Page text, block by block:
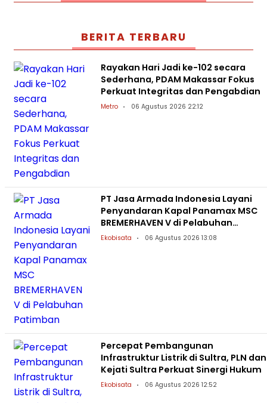
BERITA TERBARU
Rayakan Hari Jadi ke-102 secara
Sederhana, PDAM Makassar Fokus
Perkuat Integritas dan Pengabdian
Metro 06 Agustus 2026 22:12
PT Jasa Armada Indonesia Layani
Penyandaran Kapal Panamax MSC
BREMERHAVEN V di Pelabuhan
Patimban
Ekobisata 06 Agustus 2026 13:08
Percepat Pembangunan
Infrastruktur Listrik di Sultra, PLN dan
Kejati Sultra Perkuat Sinergi Hukum
Ekobisata 06 Agustus 2026 12:52